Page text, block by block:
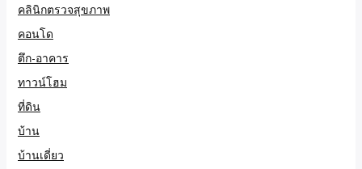
คลินิกตรวจสุขภาพ
คอนโด
ตึก-อาคาร
ทาวน์โฮม
ที่ดิน
บ้าน
บ้านเดี่ยว